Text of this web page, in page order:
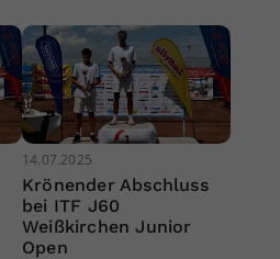
14.07.2025
Krönender Abschluss
bei ITF J60
Weißkirchen Junior
Open